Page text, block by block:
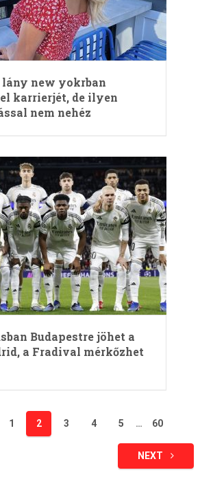
new yokrban
karrierjét, de ilyen
nem nehéz
Budapestre jöhet a
a Fradival mérkőzhet
1 2 3 4 5 … 60
NEXT